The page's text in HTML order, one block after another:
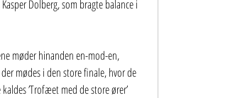
Dolberg, som bragte balance i
møder hinanden en-mod-en,
mødes i den store finale, hvor de
’Trofæet med de store ører’